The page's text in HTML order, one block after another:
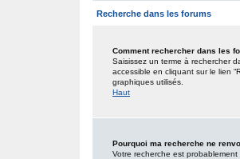
Recherche dans les forums
Comment rechercher dans les
Saisissez un terme à rechercher
accessible en cliquant sur le lien
graphiques utilisés.
Haut
Pourquoi ma recherche ne
Votre recherche est